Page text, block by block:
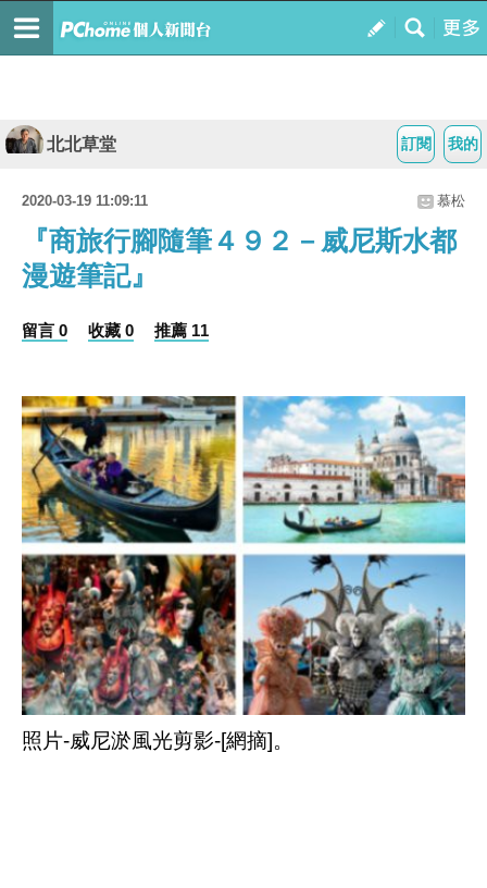
我的
訂閱
北北草堂
2020-03-19 11:09:11 慕松
『商旅行腳隨筆４９２－威尼斯水都
漫遊筆記』
留言 0 收藏 0 推薦 11
照片-威尼淤風光剪影-[網摘]。